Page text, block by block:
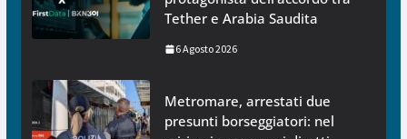
Tether e Arabia Saudita
6 Agosto 2026
Metromare, arrestati due
presunti borseggiatori: nel